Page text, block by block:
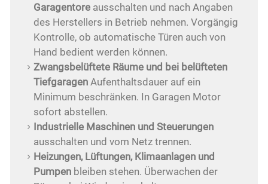
Garagentore ausschalten und nach Angaben
des Herstellers in Betrieb nehmen. Vorgängig
Kontrolle, ob automatische Türen auch von
Hand bedient werden können.
Zwangsbelüftete Räume und bei belüfteten
Tiefgaragen Aufenthaltsdauer auf ein
Minimum beschränken. In Garagen Motor
sofort abstellen.
Industrielle Maschinen und Steuerungen
ausschalten und vom Netz trennen.
Heizungen, Lüftungen, Klimaanlagen und
Pumpen bleiben stehen. Überwachen der